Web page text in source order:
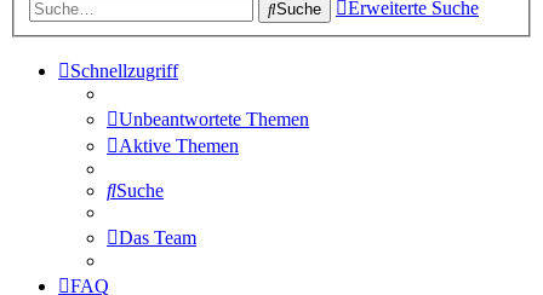
Suche Erweiterte Suche
Schnellzugriff
Unbeantwortete Themen
Aktive Themen
Suche
Das Team
FAQ